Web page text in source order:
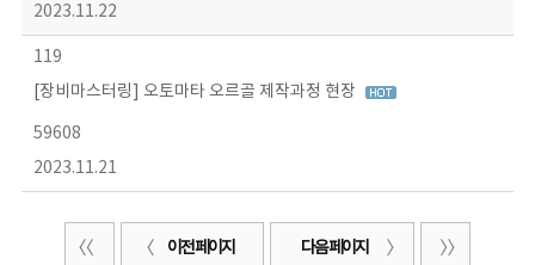
2023.11.22
119
[장비마스터링] 오토마타 오르골 제작과정 현장
59608
2023.11.21
이전 페이지 다음 페이지